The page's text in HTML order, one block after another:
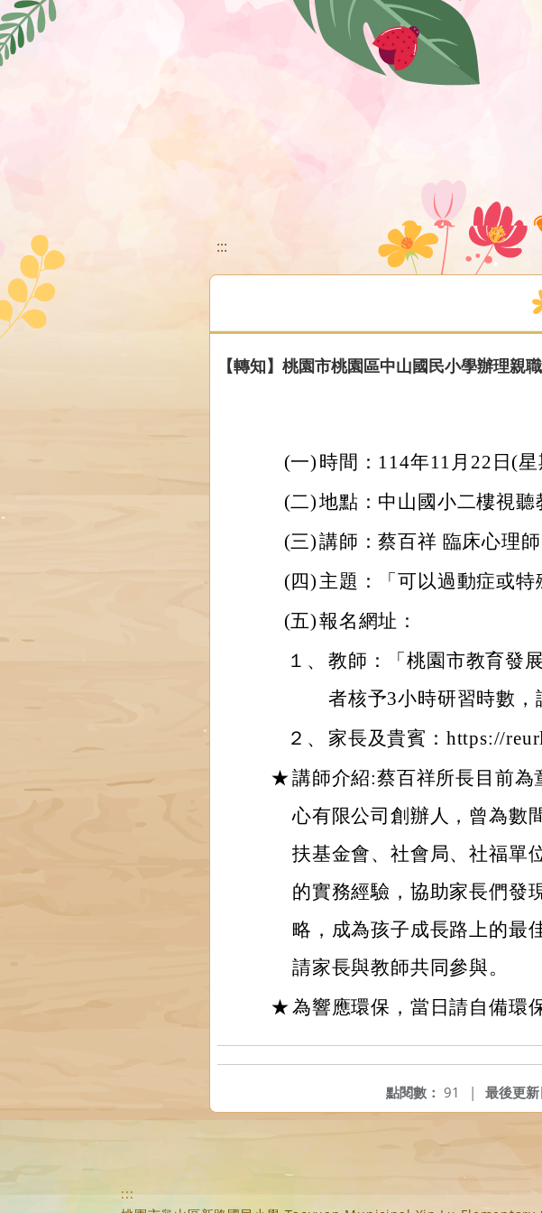
移至網頁之主要內容區位置
:::
【轉知】桃園市桃園區中山國民小學辦理親
(一) 時間：114年11月22日(
(二)地點：中山國小二樓視聽
(三)講師：蔡百祥 臨床心理師
(四) 主題：「可以過動症或特
(五)報名網址：
１、 教師：「桃園市教育發
者核予3小時研習時數，
２、
家長及貴賓：https://
★講師介紹:蔡百祥所長目前
心有限公司創辦人，曾為數
扶基金會、社會局、社福單
的實務經驗，協助家長們發
略，成為孩子成長路上的最
請家長與教師共同參與。
★為響應環保，當日請自備環
最後更新
點閱數： 91 |
:::